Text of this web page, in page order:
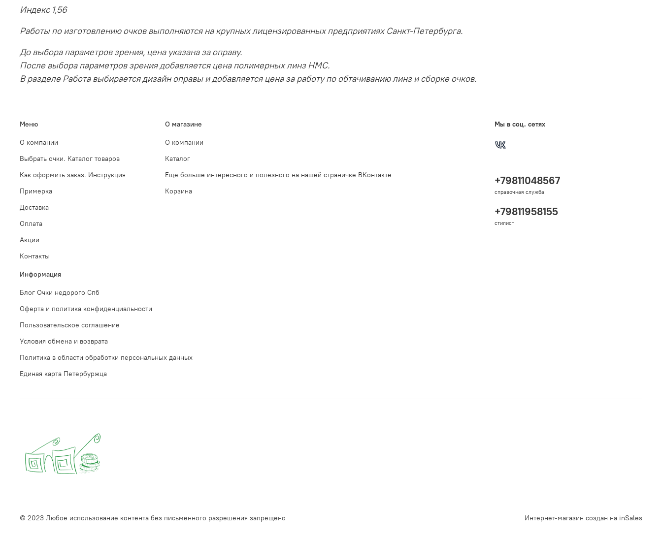
Индекс 1,56
Работы по изготовлению очков выполняются на крупных лицензированных предприятиях Санкт-Петербурга.
До выбора параметров зрения, цена указана за оправу.
После выбора параметров зрения добавляется цена полимерных линз HMC.
В разделе Работа выбирается дизайн оправы и добавляется цена за работу по обтачиванию линз и сборке очков.
Меню
О компании
Выбрать очки. Каталог товаров
Как оформить заказ. Инструкция
Примерка
Доставка
Оплата
Акции
Контакты
О магазине
О компании
Каталог
Еще больше интересного и полезного на нашей страничке ВКонтакте
Корзина
Информация
Блог Очки недорого Спб
Оферта и политика конфиденциальности
Пользовательское соглашение
Условия обмена и возврата
Политика в области обработки персональных данных
Единая карта Петербуржца
Мы в соц. сетях
+79811048567
справочная служба
+79811958155
стилист
© 2023 Любое использование контента без письменного разрешения запрещено Интернет-магазин создан на inSales